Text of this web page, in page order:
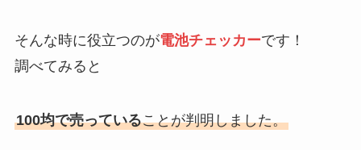
そんな時に役立つのが電池チェッカーです！
調べてみると
100均で売っていることが判明しました。